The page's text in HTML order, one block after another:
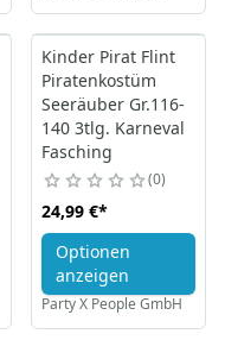
Kinder Pirat Flint
Piratenkostüm
Seeräuber Gr.116-
140 3tlg. Karneval
Fasching
0
24,99 €*
Optionen
anzeigen
Party X People GmbH